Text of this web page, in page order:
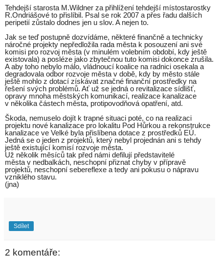
Tehdejší starosta M.Wildner za přihlížení tehdejší místostarostky
R.Ondriášové to přislíbil. Psal se rok 2007 a přes řadu dalších
peripetií zůstalo dodnes jen u slov. A nejen to.
Jak se teď postupně dozvídáme, některé finančně a technicky
náročné projekty nepředložila rada města k posouzení ani své
komisi pro rozvoj města (v minulém volebním období, kdy ještě
existovala) a posléze jako zbytečnou tuto komisi dokonce zrušila.
A aby toho nebylo málo, vládnoucí koalice na radnici osekala a
degradovala odbor rozvoje města v době, kdy by město stále
ještě mohlo z dotací získávat značné finanční prostředky na
řešení svých problémů. Ať už se jedná o revitalizace sídlišť,
opravy mnoha městských komunikací, realizace kanalizace
v několika částech města, protipovodňová opatření, atd.
Škoda, nemuselo dojít k trapné situaci poté, co na realizaci
projektu nové kanalizace pro lokalitu Pod Hůrkou a rekonstrukce
kanalizace ve Velké byla přislíbena dotace z prostředků EÚ.
Jedná se o jeden z projektů, který nebyl projednán ani s tehdy
ještě existující komisí rozvoje města.
Už několik měsíců tak před námi defilují představitelé
města v nedbalkách, neschopní přiznat chyby v přípravě
projektů, neschopní sebereflexe a tedy ani pokusu o nápravu
vzniklého stavu.
(jna)
Sdílet
2 komentáře: